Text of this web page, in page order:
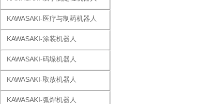
KAWASAKI-医疗与制药机器人
KAWASAKI-涂装机器人
KAWASAKI-码垛机器人
KAWASAKI-取放机器人
KAWASAKI-弧焊机器人